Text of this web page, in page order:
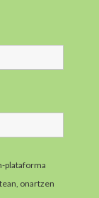
plataforma
onartzen